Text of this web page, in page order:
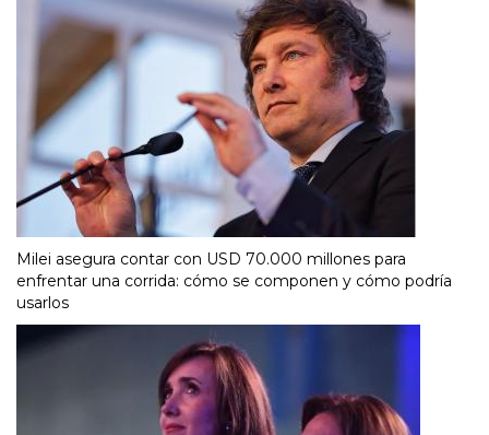
Milei asegura contar con USD 70.000 millones para
enfrentar una corrida: cómo se componen y cómo podría
usarlos